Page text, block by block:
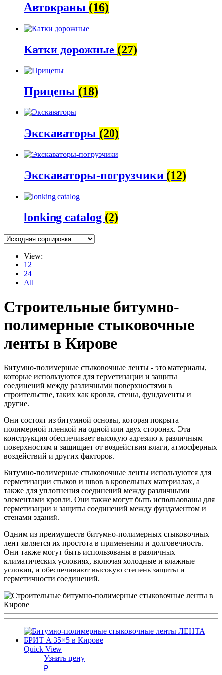
Автокраны (16)
Катки дорожные (27)
Прицепы (18)
Экскаваторы (20)
Экскаваторы-погрузчики (12)
lonking catalog (2)
View:
12
24
All
Строительные битумно-
полимерные стыковочные
ленты в Кирове
Битумно-полимерные стыковочные ленты - это материалы,
которые используются для герметизации и защиты
соединений между различными поверхностями в
строительстве, таких как кровля, стены, фундаменты и
другие.
Они состоят из битумной основы, которая покрыта
полимерной пленкой на одной или двух сторонах. Эта
конструкция обеспечивает высокую адгезию к различным
поверхностям и защищает от воздействия влаги, атмосферных
воздействий и других факторов.
Битумно-полимерные стыковочные ленты используются для
герметизации стыков и швов в кровельных материалах, а
также для уплотнения соединений между различными
элементами кровли. Они также могут быть использованы для
герметизации и защиты соединений между фундаментом и
стенами зданий.
Одним из преимуществ битумно-полимерных стыковочных
лент является их простота в применении и долговечность.
Они также могут быть использованы в различных
климатических условиях, включая холодные и влажные
условия, и обеспечивают высокую степень защиты и
герметичности соединений.
Quick View
Узнать цену
₽